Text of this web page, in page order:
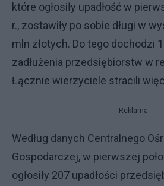
które ogłosiły upadłość w
r., zostawiły po sobie długi w
mln złotych. Do tego dochodzi
zadłużenia przedsiębiorstw w
Łącznie wierzyciele stracili więc
Reklama
Według danych Centralnego
Gospodarczej, w pierwszej
ogłosiły 207 upadłości